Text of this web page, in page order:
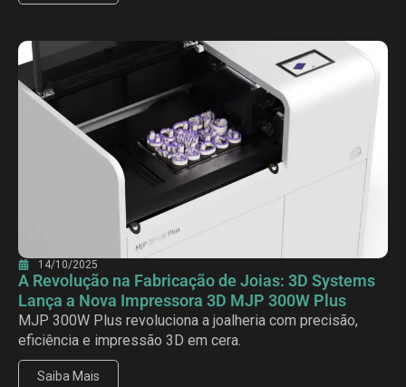
14/10/2025
A Revolução na Fabricação de Joias: 3D Systems
Lança a Nova Impressora 3D MJP 300W Plus
MJP 300W Plus revoluciona a joalheria com precisão,
eficiência e impressão 3D em cera.
Saiba Mais